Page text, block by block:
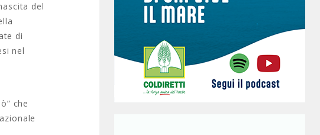
del
di
nel
che